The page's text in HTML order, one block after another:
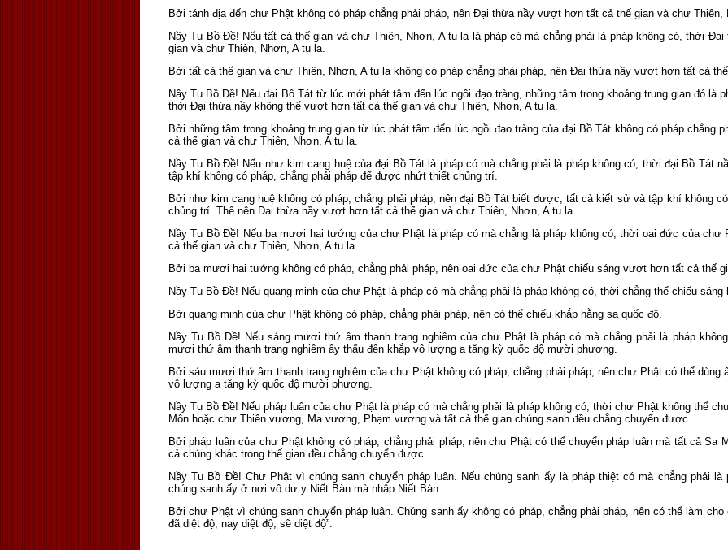
Bởi tánh địa đến chư Phật không có pháp chẳng phải pháp, nên Ðại thừa nầy vượt hơn tất cả thế gian và chư Thiên,
Nầy Tu Bồ Ðề! Nếu tất cả thế gian và chư Thiên, Nhơn, A tu la là pháp có mà chẳng phải là pháp không có, thời
gian và chư Thiên, Nhơn, A tu la.
Bởi tất cả thế gian và chư Thiên, Nhơn, A tu la không có pháp chẳng phải pháp, nên Ðại thừa nầy vượt hơn tất cả
Nầy Tu Bồ Ðề! Nếu đại Bồ Tát từ lúc mới phát tâm đến lúc ngồi đạo tràng, những tâm trong khoảng trung gian đó là
thời Ðại thừa nầy không thể vượt hơn tất cả thế gian và chư Thiên, Nhơn, A tu la.
Bởi những tâm trong khoảng trung gian từ lúc phát tâm đến lúc ngồi đạo tràng của đại Bồ Tát không có pháp chẳng
cả thế gian và chư Thiên, Nhơn, A tu la.
Nầy Tu Bồ Ðề! Nếu như kim cang huệ của đại Bồ Tát là pháp có mà chẳng phải là pháp không có, thời đại Bồ Tát
tập khí không có pháp, chẳng phải pháp để được nhứt thiết chủng trí.
Bởi như kim cang huệ không có pháp, chẳng phải pháp, nên đại Bồ Tát biết được, tất cả kiết sử và tập khí không
chủng trí. Thế nên Ðại thừa nầy vượt hơn tất cả thế gian và chư Thiên, Nhơn, A tu la.
Nầy Tu Bồ Ðề! Nếu ba mươi hai tướng của chư Phật là pháp có mà chẳng là pháp không có, thời oai đức của
cả thế gian và chư Thiên, Nhơn, A tu la.
Bởi ba mươi hai tướng không có pháp, chẳng phải pháp, nên oai đức của chư Phật chiếu sáng vượt hơn tất cả thế
Nầy Tu Bồ Ðề! Nếu quang minh của chư Phật là pháp có mà chẳng phải là pháp không có, thời chẳng thể chiếu sáng
Bởi quang minh của chư Phật không có pháp, chẳng phải pháp, nên có thể chiếu khắp hằng sa quốc độ.
Nầy Tu Bồ Ðề! Nếu sáng mươi thứ âm thanh trang nghiêm của chư Phật là pháp có mà chẳng phải là pháp
mươi thứ âm thanh trang nghiêm ấy thấu đến khắp vô lượng a tăng kỳ quốc độ mười phương.
Bởi sáu mươi thứ âm thanh trang nghiêm của chư Phật không có pháp, chẳng phải pháp, nên chư Phật có thể dùng
vô lượng a tăng kỳ quốc độ mười phương.
Nầy Tu Bồ Ðề! Nếu pháp luân của chư Phật là pháp có mà chẳng phải là pháp không có, thời chư Phật không thể
Môn hoặc chư Thiên vương, Ma vương, Phạm vương và tất cả thế gian chúng sanh đều chẳng chuyển được.
Bởi pháp luân của chư Phật không có pháp, chẳng phải pháp, nên chu Phật có thể chuyển pháp luân mà tất cả
cả chúng khác trong thế gian đều chẳng chuyển được.
Nầy Tu Bồ Ðề! Chư Phật vì chúng sanh chuyển pháp luân. Nếu chúng sanh ấy là pháp thiệt có mà chẳng phải
chúng sanh ấy ở nơi vô dư y Niết Bàn mà nhập Niết Bàn.
Bởi chư Phật vì chúng sanh chuyển pháp luân. Chúng sanh ấy không có pháp, chẳng phải pháp, nên có thể làm
đã diệt độ, nay diệt độ, sẽ diệt độ”.